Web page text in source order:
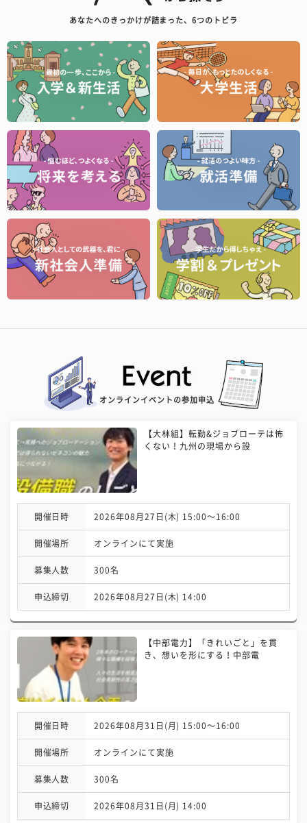
あなたへのきっかけが詰まった、6つのトビラ
オンラインイベントの参加申込
【大林組】転勤&ジョブローテは怖
くない！九州の現場から設
開催日時 2026年08月27日(木) 15:00〜16:00
開催場所 オンラインにて実施
募集人数 300名
申込締切 2026年08月27日(木) 14:00
【中部電力】「きれいごと」を貫
き、想いを形にする！中部電
開催日時 2026年08月31日(月) 15:00〜16:00
開催場所 オンラインにて実施
募集人数 300名
申込締切 2026年08月31日(月) 14:00